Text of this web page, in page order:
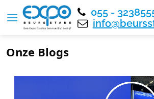
055 -
Over ons Blog
Onze Blogs